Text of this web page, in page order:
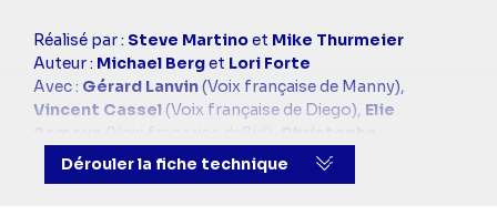
Casting
simba
Réalisé par : Steve Martinoet Mike Thurmeier
Auteur : Michael Berget Lori Forte
Avec : Gérard Lanvin(Voix française de Manny),
Vincent Cassel (Voix française de Diego), Elie
(Voix française deSid),
Dechavanne (Voix française de Crash)
Dérouler la fiche technique